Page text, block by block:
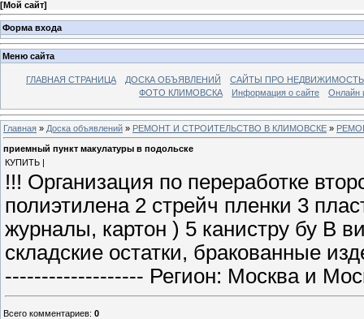
[Мой сайт]
Форма входа
Меню сайта
ГЛАВНАЯ СТРАНИЦА ДОСКА ОБЪЯВЛЕНИЙ
САЙТЫ ПРО
ФОТО КЛИМОВСКА
Информация о сайте Онлайн
Главная » Доска объявлений » РЕМОНТ И СТРОИТЕЛЬСТВО В КЛИМОВСКЕ »
приемный пункт макулатуры в подольске
КУПИТЬ |
!!! Организация по переработке
полиэтилена 2 стрейч пленки 3
журналы, картон ) 5 канистру бу В
складские остатки, бракованные
------------------- Регион: Москва и
Всего комментариев: 0